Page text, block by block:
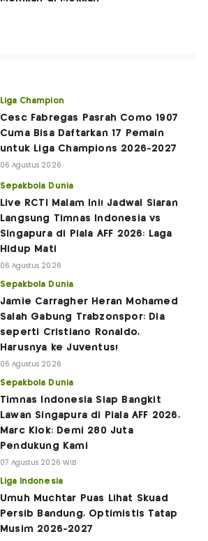
Liga Champion
Cesc Fabregas Pasrah Como 1907
Cuma Bisa Daftarkan 17 Pemain
untuk Liga Champions 2026-2027
06 Agustus 2026
Sepakbola Dunia
Live RCTI Malam Ini! Jadwal Siaran
Langsung Timnas Indonesia vs
Singapura di Piala AFF 2026: Laga
Hidup Mati
06 Agustus 2026
Sepakbola Dunia
Jamie Carragher Heran Mohamed
Salah Gabung Trabzonspor: Dia
seperti Cristiano Ronaldo,
Harusnya ke Juventus!
06 Agustus 2026
Sepakbola Dunia
Timnas Indonesia Siap Bangkit
Lawan Singapura di Piala AFF 2026,
Marc Klok: Demi 280 Juta
Pendukung Kami
07 Agustus 2026 WIB
Liga Indonesia
Umuh Muchtar Puas Lihat Skuad
Persib Bandung, Optimistis Tatap
Musim 2026-2027